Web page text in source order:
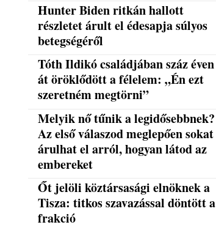
Hunter Biden ritkán hallott
részletet árult el édesapja súlyos
betegségéről
Tóth Ildikó családjában száz éven
át öröklődött a félelem: „Én ezt
szeretném megtörni”
Melyik nő tűnik a legidősebbnek?
Az első válaszod meglepően sokat
árulhat el arról, hogyan látod az
embereket
Őt jelöli köztársasági elnöknek a
Tisza: titkos szavazással döntött a
frakció